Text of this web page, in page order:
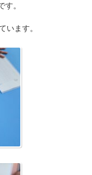
。
います。